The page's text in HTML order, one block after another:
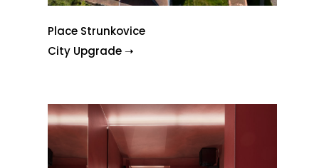
Place Strunkovice
City Upgrade ➝